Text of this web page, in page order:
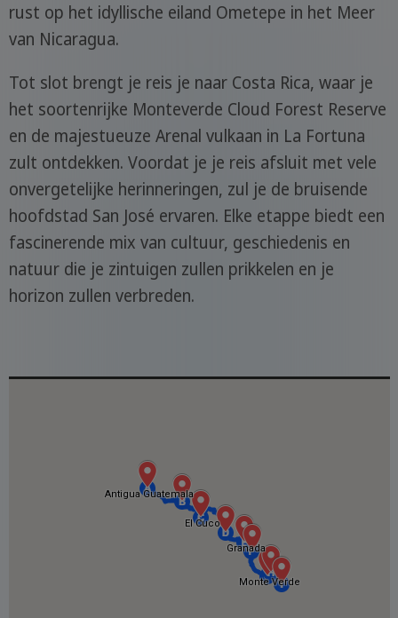
rust op het idyllische eiland Ometepe in het Meer
van Nicaragua.
Tot slot brengt je reis je naar Costa Rica, waar je
het soortenrijke Monteverde Cloud Forest Reserve
en de majestueuze Arenal vulkaan in La Fortuna
zult ontdekken. Voordat je je reis afsluit met vele
onvergetelijke herinneringen, zul je de bruisende
hoofdstad San José ervaren. Elke etappe biedt een
fascinerende mix van cultuur, geschiedenis en
natuur die je zintuigen zullen prikkelen en je
horizon zullen verbreden.